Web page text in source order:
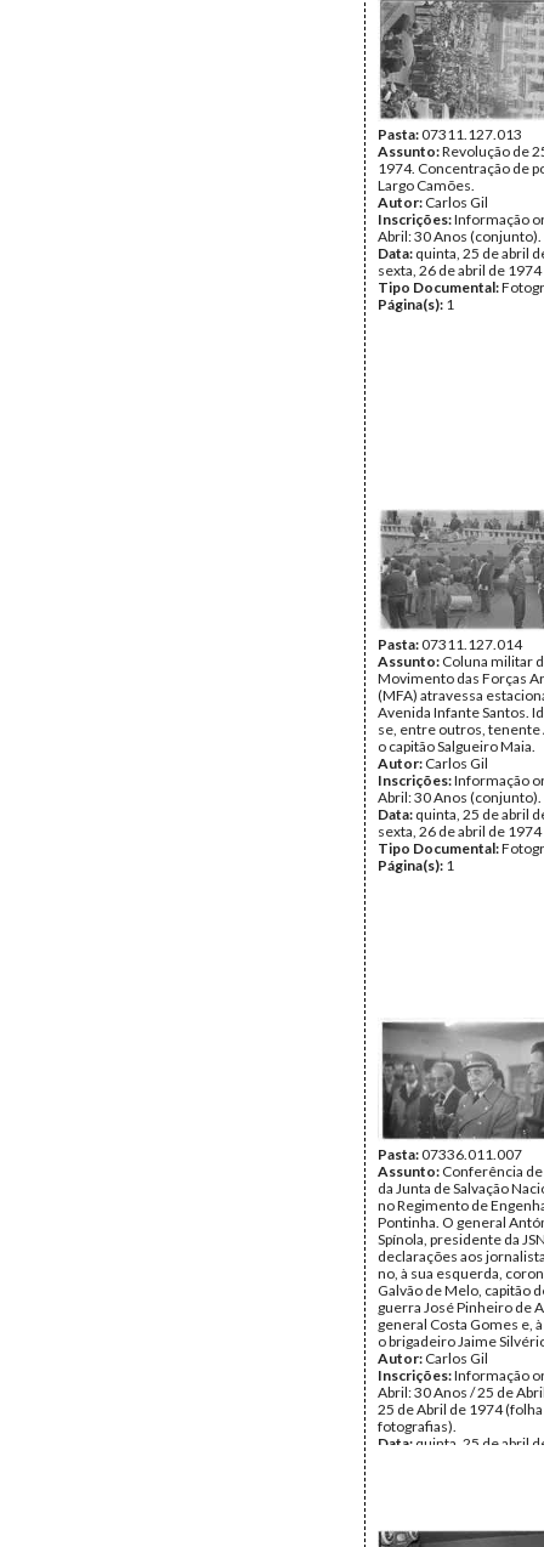
Pasta:07311.127.013
Assunto:Revolução de
1974. Concentração de
Largo Camões.
Autor: Carlos Gil
Inscrições:Informação
Abril: 30 Anos (conjunto).
Data: quinta, 25 de abril
sexta, 26 de abril de 1974
Tipo Documental:
Página(s): 1
Pasta:07311.127.014
Assunto: Coluna militar
Movimento das Forças
(MFA) atravessa
Avenida Infante Santos.
se, entre outros, tenente
o capitão Salgueiro Maia.
Autor: Carlos Gil
Inscrições:Informação
Abril: 30 Anos (conjunto).
Data: quinta, 25 de abril
sexta, 26 de abril de 1974
Tipo Documental:
Página(s): 1
Pasta:07336.011.007
Assunto: Conferência
da Junta de Salvação
no Regimento de
Pontinha. O general
Spínola, presidente da
declarações aos
no, à sua esquerda,
Galvão de Melo, capitão
guerra José Pinheiro de
general Costa Gomes e,
o brigadeiro Jaime
Autor: Carlos Gil
Inscrições:Informação
Abril: 30 Anos / 25 de
25 de Abril de 1974
fotografias).
Data: quinta, 25 de abril